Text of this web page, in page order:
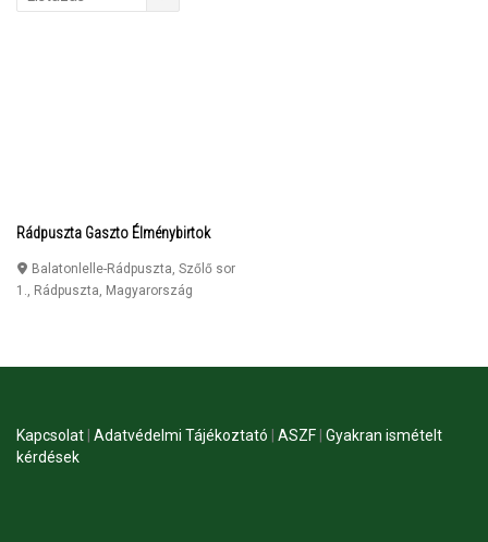
Rádpuszta Gaszto Élménybirtok
Balatonlelle-Rádpuszta, Szőlő sor
1., Rádpuszta, Magyarország
Kapcsolat Adatvédelmi Tájékoztató ASZF Gyakran ismételt
kérdések